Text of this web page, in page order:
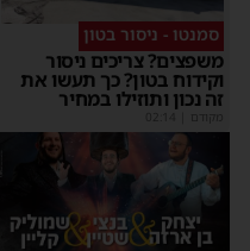
סמנטו - ניסור בטון
משפצים? צריכים ניסור
וקידוח בטון? כך תעשו את
זה נכון ותוזילו במחיר